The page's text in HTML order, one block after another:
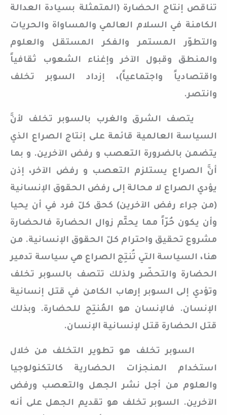
تناقص إنتاج الحضارة (المتمثلة بسيادة العدالة
الكامنة في السلام العالمي والمساواة والحريات
والتطوّر المستمر والفكر المستقل والعلوم
والمنطق وقبول الآخر وإغناء الشعوب ثقافياً
واقتصادياً واجتماعياً)، إزداد السوبر تخلف
وانتصر.
يتصف الشرق والغرب بالسوبر تخلف لأنَّ
السياسة العالمية قائمة على إنتاج الصراع الذي
يتضمن بالضرورة التعصب و رفض الآخرين. و بما
أنَّ الصراع يستلزم التعصب و رفض الآخر، إذن
يؤدي الصراع لا محالة إلى رفض الحقوق الإنسانية
(من جراء رفض الآخرين) كحق كلّ فرد في أن يحيا
وأن يكون حُرّاً مما يحتِّم زوال الحضارة فالحضارة
مشروع تحقيق واحترام كلّ الحقوق الإنسانية. من
هنا، السياسة التي تُنتِج الصراع هي سياسة تدمير
الحضارة والتحضّر ولذلك تتصف بالسوبر تخلف
وتؤدي إلى السوبر إرهاب الكامن في قتل إنسانية
الإنسان. فالإنسان هو المُنتِج للحضارة. وبذلك
قتل الحضارة قتل لإنسانية الإنسان.
السوبر تخلف هو تطوير التخلف من خلال
استخدام المنجزات الحضارية كالتكنولوجيا
والعلوم من أجل نشر الجهل والتعصب ورفض
الآخرين. السوبر تخلف هو تقديم الجهل على أنه